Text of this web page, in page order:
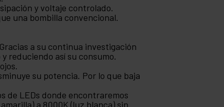
y voltaje controlado.
una bombilla convencional.
a su continua investigación
reduciendo así su consumo.
su potencia. Por lo que baja
de LEDs donde encontraremos
a 8000K (luz blanca) sin